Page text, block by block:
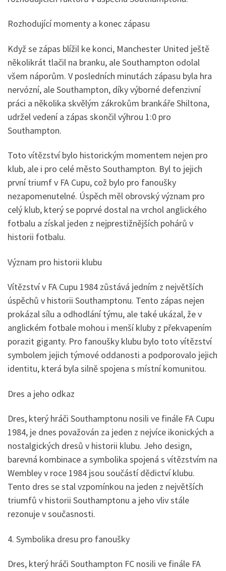
Rozhodující momenty a konec zápasu
Když se zápas blížil ke konci, Manchester United ještě
několikrát tlačil na branku, ale Southampton odolal
všem náporům. V posledních minutách zápasu byla hra
nervózní, ale Southampton, díky výborné defenzivní
práci a několika skvělým zákrokům brankáře Shiltona,
udržel vedení a zápas skončil výhrou 1:0 pro
Southampton.
Toto vítězství bylo historickým momentem nejen pro
klub, ale i pro celé město Southampton. Byl to jejich
první triumf v FA Cupu, což bylo pro fanoušky
nezapomenutelné. Úspěch měl obrovský význam pro
celý klub, který se poprvé dostal na vrchol anglického
fotbalu a získal jeden z nejprestižnějších pohárů v
historii fotbalu.
Význam pro historii klubu
Vítězství v FA Cupu 1984 zůstává jedním z největších
úspěchů v historii Southamptonu. Tento zápas nejen
prokázal sílu a odhodlání týmu, ale také ukázal, že v
anglickém fotbale mohou i menší kluby z překvapením
porazit giganty. Pro fanoušky klubu bylo toto vítězství
symbolem jejich týmové oddanosti a podporovalo jejich
identitu, která byla silně spojena s místní komunitou.
Dres a jeho odkaz
Dres, který hráči Southamptonu nosili ve finále FA Cupu
1984, je dnes považován za jeden z nejvíce ikonických a
nostalgických dresů v historii klubu. Jeho design,
barevná kombinace a symbolika spojená s vítězstvím na
Wembley v roce 1984 jsou součástí dědictví klubu.
Tento dres se stal vzpomínkou na jeden z největších
triumfů v historii Southamptonu a jeho vliv stále
rezonuje v současnosti.
4. Symbolika dresu pro fanoušky
Dres, který hráči Southampton FC nosili ve finále FA